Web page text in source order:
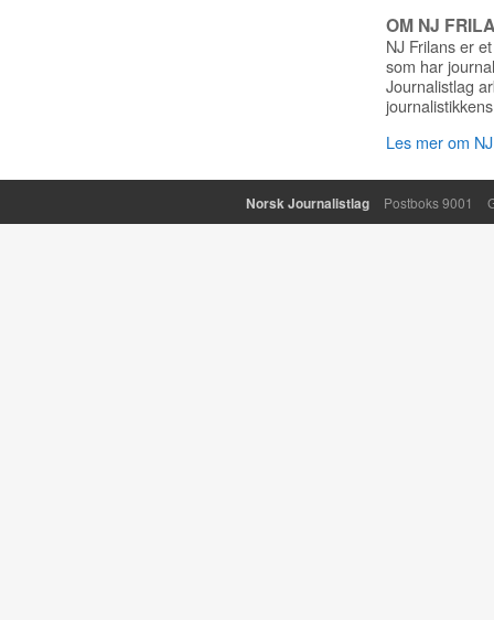
OM NJ
NJ Frilans er
som har
Journalistlag
Les mer om
Norsk Journalistlag Postboks 9001